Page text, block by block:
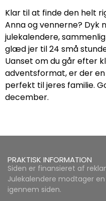
Klar til at finde den helt
Anna og vennerne? Dyk
julekalendere,
glæd jer til 24 små
Uanset om du går efter
adventsformat, er der
perfekt til jeres familie.
december.
PRAKTISK INFORMATION
Siden er finansieret af
Julekalendere modtager
igennem siden.